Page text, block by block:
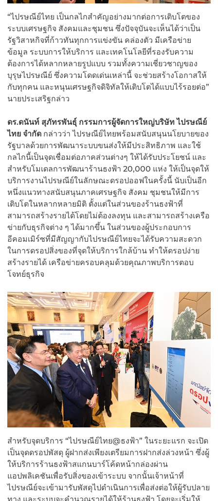
“ไปรษณีย์ไทย เป็นกลไกสำคัญอย่างมากต่อการเติบโตของ
ระบบเศรษฐกิจ สังคมและชุมชน ซึ่งปัจจุบันจะเห็นได้ว่าเป็น
รัฐวิสาหกิจที่ก้าวทันทุกการแข่งขัน คล่องตัว มีเครือข่าย
ข้อมูล ระบบการให้บริการ และเทคโนโลยีที่รองรับความ
ต้องการได้หลากหลายรูปแบบ รวมทั้งความเชี่ยวชาญของ
บุรุษไปรษณีย์ ซึ่งความโดดเด่นเหล่านี้ จะช่วยสร้างโอกาสให้
กับทุกคน และหนุนเศรษฐกิจดิจิทัลให้เติบโตได้แบบไร้รอยต่อ”
นายประเสริฐกล่าว
ดร.ดนันท์ สุภัทรพันธุ์ กรรมการผู้จัดการใหญ่บริษัท ไปรษณีย์
ไทย จำกัด กล่าวว่า ไปรษณีย์ไทยพร้อมสนับสนุนนโยบายของ
รัฐบาลด้วยการพัฒนาระบบขนส่งให้มีประสิทธิภาพ และใช้
กลไกนี้เป็นจุดเชื่อมต่อภาคส่วนต่างๆ ให้ได้รับประโยชน์ และ
สำหรับโมเดลการพัฒนาร้านธงฟ้า 20,000 แห่ง ให้เป็นจุดให้
บริการงานไปรษณีย์ในลักษณะดรอปออฟในครั้งนี้ นับเป็นอีก
หนึ่งแนวทางสนับสนุนภาคเศรษฐกิจ สังคม ชุมชนให้มีการ
เติบโตในหลากหลายมิติ ตั้งแต่ในส่วนของร้านธงฟ้าที่
สามารถสร้างรายได้โดยไม่ต้องลงทุน และสามารถสร้างเครือ
ข่ายกับธุรกิจต่าง ๆ ได้มากขึ้น ในส่วนของผู้ประกอบการ
อีคอมเมิร์ซที่มีสัญญากับไปรษณีย์ไทยจะได้รับความสะดวก
ในการดรอปสิ่งของที่จุดให้บริการใกล้บ้าน ทำให้ดรอปง่าย
สร้างรายได้ เครือข่ายครอบคลุมด้วยคุณภาพบริการตอบ
โจทย์ธุรกิจ
สำหรับจุดบริการ “ไปรษณีย์ไทย@ธงฟ้า” ในระยะแรก จะเปิด
เป็นจุดดรอปพัสดุ ผู้ฝากส่งเพียงเตรียมการฝากส่งล่วงหน้า ซึ่งผู้
ให้บริการร้านธงฟ้าสแกนบาร์โค้ดหน้ากล่องผ่าน
แอปพลิเคชันเพื่อรับสิ่งของเข้าระบบ จากนั้นเจ้าหน้าที่
ไปรษณีย์จะเข้ามารับพัสดุไปดำเนินการเพื่อส่งต่อให้ผู้รับปลาย